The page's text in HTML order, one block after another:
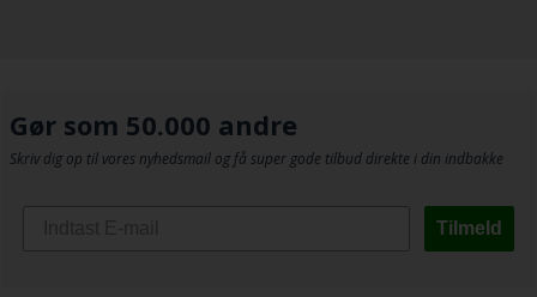
Gør som 50.000 andre
Skriv dig op til vores nyhedsmail og få super gode tilbud direkte i din indbakke
Tilmeld